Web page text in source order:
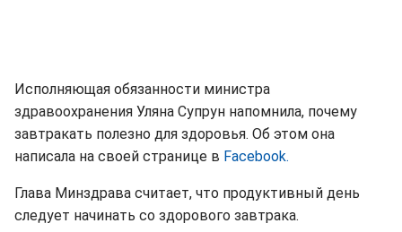
Исполняющая обязанности министра
здравоохранения Уляна Супрун напомнила, почему
завтракать полезно для здоровья. Об этом она
написала на своей странице в Facebook.
Глава Минздрава считает, что продуктивный день
следует начинать со здорового завтрака.